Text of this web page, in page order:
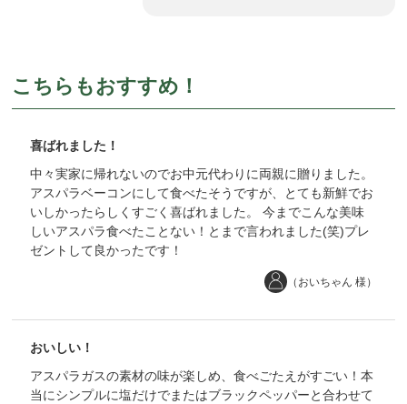
こちらもおすすめ！
喜ばれました！
中々実家に帰れないのでお中元代わりに両親に贈りました。
アスパラベーコンにして食べたそうですが、とても新鮮でお
いしかったらしくすごく喜ばれました。 今までこんな美味
しいアスパラ食べたことない！とまで言われました(笑)プレ
ゼントして良かったです！
（おいちゃん 様）
おいしい！
アスパラガスの素材の味が楽しめ、食べごたえがすごい！本
当にシンプルに塩だけでまたはブラックペッパーと合わせて